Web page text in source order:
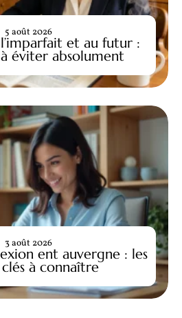
et au futur :
éviter absolument
5 août 2026
ent auvergne : les
à connaître
3 août 2026